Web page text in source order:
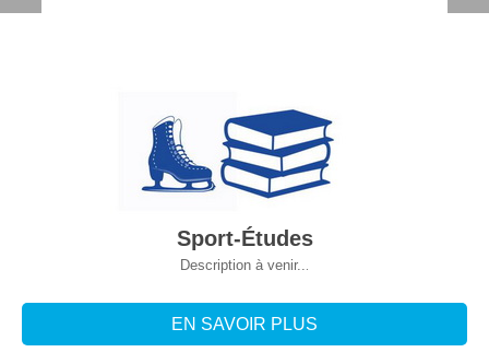
Sport-Études
Description à venir..
EN SAVOIR PLUS